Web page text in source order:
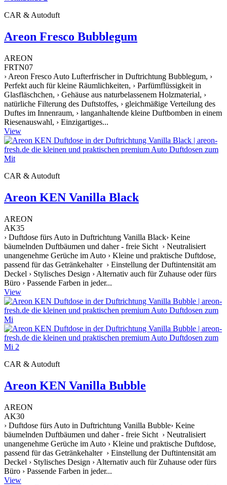
CAR & Autoduft
Areon Fresco Bubblegum
AREON
FRTN07
› Areon Fresco Auto Lufterfrischer in Duftrichtung Bubblegum, ›
Perfekt auch für kleine Räumlichkeiten, › Parfümflüssigkeit in
Glasfläschchen, › Gehäuse aus naturbelassenem Holzmaterial, ›
natürliche Filterung des Duftstoffes, › gleichmäßige Verteilung des
Duftes im Innenraum, › langanhaltende kleine Duftbomben in einem
Riesenauswahl, › Einzigartiges...
View
CAR & Autoduft
Areon KEN Vanilla Black
AREON
AK35
› Duftdose fürs Auto in Duftrichtung Vanilla Black› Keine
bäumelnden Duftbäumen und daher - freie Sicht › Neutralisiert
unangenehme Gerüche im Auto › Kleine und praktische Duftdose,
passend für das Getränkehalter › Einstellung der Duftintensität am
Deckel › Stylisches Design › Alternativ auch für Zuhause oder fürs
Büro › Passende Farben in jeder...
View
CAR & Autoduft
Areon KEN Vanilla Bubble
AREON
AK30
› Duftdose fürs Auto in Duftrichtung Vanilla Bubble› Keine
bäumelnden Duftbäumen und daher - freie Sicht › Neutralisiert
unangenehme Gerüche im Auto › Kleine und praktische Duftdose,
passend für das Getränkehalter › Einstellung der Duftintensität am
Deckel › Stylisches Design › Alternativ auch für Zuhause oder fürs
Büro › Passende Farben in jeder...
View